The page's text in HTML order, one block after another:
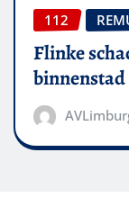
112
Flinke
binnenstad